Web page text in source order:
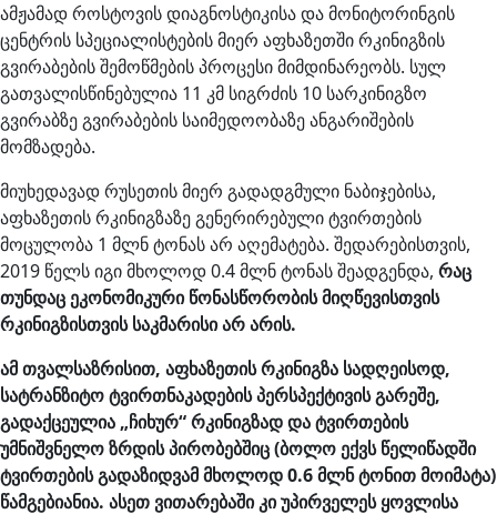
ამჟამად როსტოვის დიაგნოსტიკისა და მონიტორინგის
ცენტრის სპეციალისტების მიერ აფხაზეთში რკინიგზის
გვირაბების შემოწმების პროცესი მიმდინარეობს. სულ
გათვალისწინებულია 11 კმ სიგრძის 10 სარკინიგზო
გვირაბზე გვირაბების საიმედოობაზე ანგარიშების
მომზადება.
მიუხედავად რუსეთის მიერ გადადგმული ნაბიჯებისა,
აფხაზეთის რკინიგზაზე გენერირებული ტვირთების
მოცულობა 1 მლნ ტონას არ აღემატება. შედარებისთვის,
2019 წელს იგი მხოლოდ 0.4 მლნ ტონას შეადგენდა, რაც
თუნდაც ეკონომიკური წონასწორობის მიღწევისთვის
რკინიგზისთვის საკმარისი არ არის.
ამ თვალსაზრისით, აფხაზეთის რკინიგზა სადღეისოდ,
სატრანზიტო ტვირთნაკადების პერსპექტივის გარეშე,
გადაქცეულია „ჩიხურ“ რკინიგზად და ტვირთების
უმნიშვნელო ზრდის პირობებშიც (ბოლო ექვს წელიწადში
ტვირთების გადაზიდვამ მხოლოდ 0.6 მლნ ტონით მოიმატა)
წამგებიანია. ასეთ ვითარებაში კი უპირველეს ყოვლისა